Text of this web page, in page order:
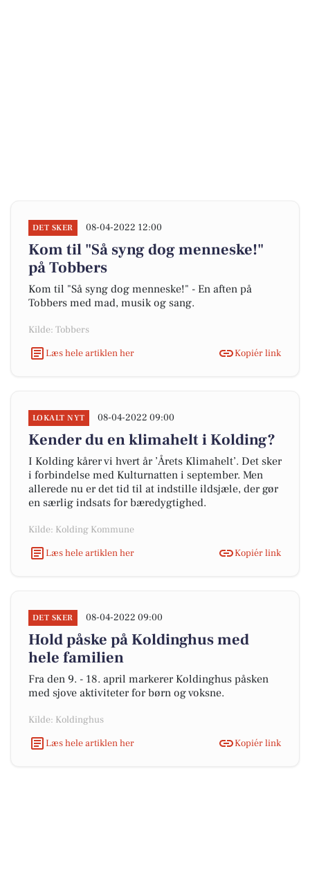
DET SKER 08-04-2022 12:00
Kom til "Så syng dog menneske!"
på Tobbers
Kom til "Så syng dog menneske!" - En aften på
Tobbers med mad, musik og sang.
Kilde: Tobbers
Læs hele artiklen her
Kopiér link
LOKALT NYT 08-04-2022 09:00
Kender du en klimahelt i Kolding?
I Kolding kårer vi hvert år ’Årets Klimahelt’. Det sker
i forbindelse med Kulturnatten i september. Men
allerede nu er det tid til at indstille ildsjæle, der gør
en særlig indsats for bæredygtighed.
Kilde: Kolding Kommune
Læs hele artiklen her
Kopiér link
DET SKER 08-04-2022 09:00
Hold påske på Koldinghus med
hele familien
Fra den 9. - 18. april markerer Koldinghus påsken
med sjove aktiviteter for børn og voksne.
Kilde: Koldinghus
Læs hele artiklen her
Kopiér link